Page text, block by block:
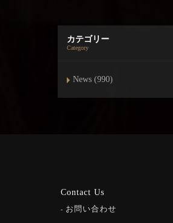
カテゴリー
Category
News (990)
Contact Us
お問い合わせ